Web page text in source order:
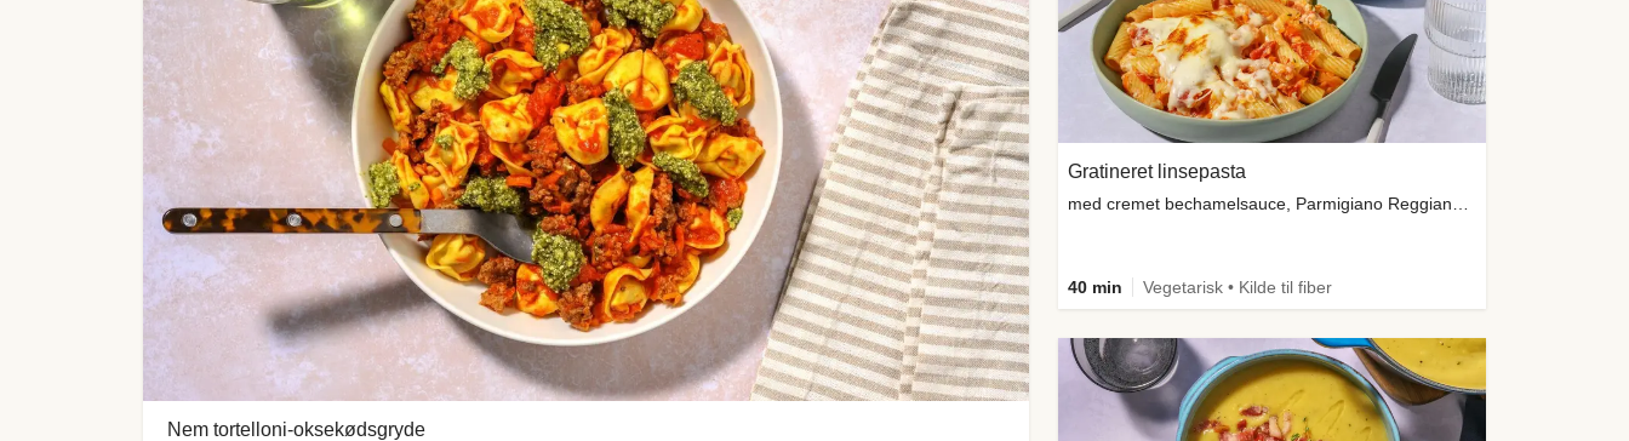
Nem tortelloni-oksekødsgryde
Gratineret linsepasta
med cremet bechamelsauce, Parmigiano Reggiano og salat
40 min Vegetarisk • Kilde til fiber